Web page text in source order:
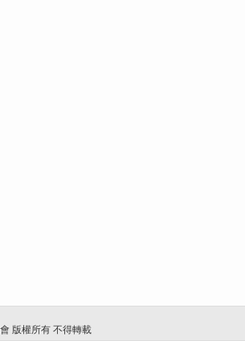
版權所有 不得轉載